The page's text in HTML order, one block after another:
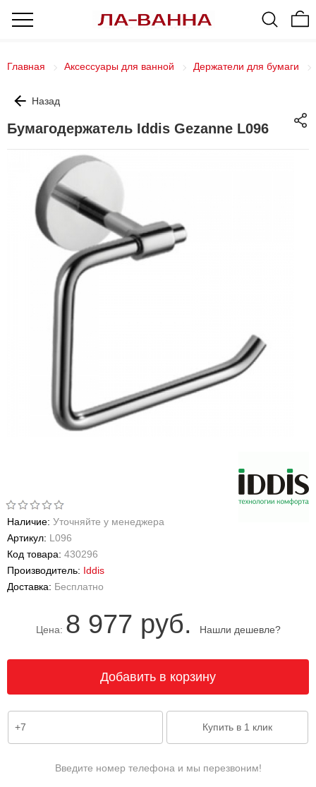
Главная Аксессуары для ванной Держатели для бумаги
Назад
Бумагодержатель Iddis Gezanne L096
Наличие: Уточняйте у менеджера
Артикул: L096
Код товара: 430296
Производитель: Iddis
Доставка: Бесплатно
Цена: 8 977 руб. Нашли дешевле?
Введите номер телефона и мы перезвоним!